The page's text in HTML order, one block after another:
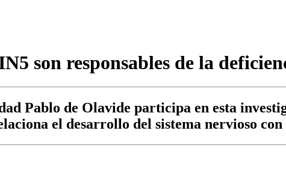
son responsables de la
Pablo de Olavide participa en esta
el desarrollo del sistema nervioso